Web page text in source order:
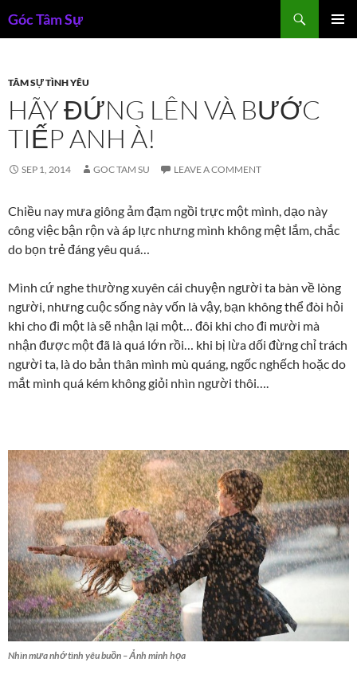
toGóc Tâm Sự
TÂM SỰ TÌNH YÊU
HÃY ĐỨNG LÊN VÀ BƯỚC
TIẾP ANH À!
SEP 1, 2014 GOC TAM SU LEAVE A COMMENT
Chiều nay mưa giông ảm đạm ngồi trực một mình, dạo này
công việc bận rộn và áp lực nhưng mình không mệt lắm, chắc
do bọn trẻ đáng yêu quá…
Mình cứ nghe thường xuyên cái chuyện người ta bàn về lòng
người, nhưng cuộc sống này vốn là vậy, bạn không thể đòi hỏi
khi cho đi một là sẽ nhận lại một… đôi khi cho đi mười mà
nhận được một đã là quá lớn rồi… khi bị lừa dối đừng chỉ trách
người ta, là do bản thân mình mù quáng, ngốc nghếch hoặc do
mắt mình quá kém không giỏi nhìn người thôi….
Nhìn mưa nhớ tình yêu buồn – Ảnh minh họa